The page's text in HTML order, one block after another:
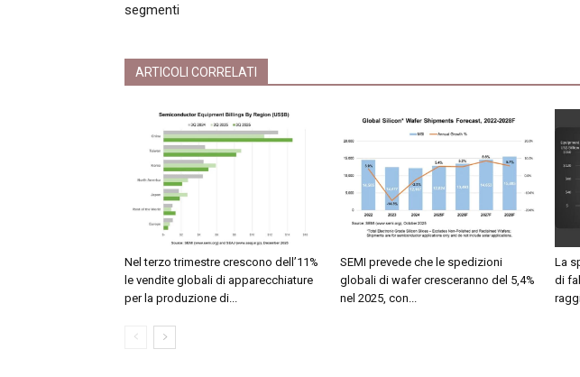
segmenti
ARTICOLI CORRELATI
Nel terzo trimestre crescono dell’11%
le vendite globali di apparecchiature
per la produzione di...
SEMI prevede che le spedizioni
globali di wafer cresceranno del 5,4%
nel 2025, con...
La
di